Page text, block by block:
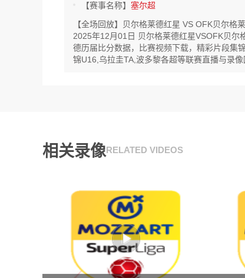
【赛事名称】 塞尔超
【全场回放】贝尔格莱德红星 VS OFK贝尔格
2025年12月01日 贝尔格莱德红星VSOFK贝尔
德历届比分数据，比赛视频下载，精彩片段集
锦U16,乌拉圭TA,波多黎各超等联赛直播与录像
相关录像RELATED VIDEOS